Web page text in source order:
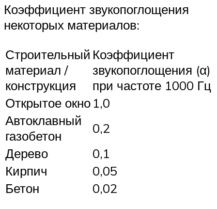
Коэффициент звукопоглощения
некоторых материалов:
Строительный
материал /
конструкция
Коэффициент
звукопоглощения (α)
при частоте 1000 Гц
Открытое окно 1,0
Автоклавный
газобетон
0,2
Дерево
0,1
Кирпич
0,05
Бетон
0,02